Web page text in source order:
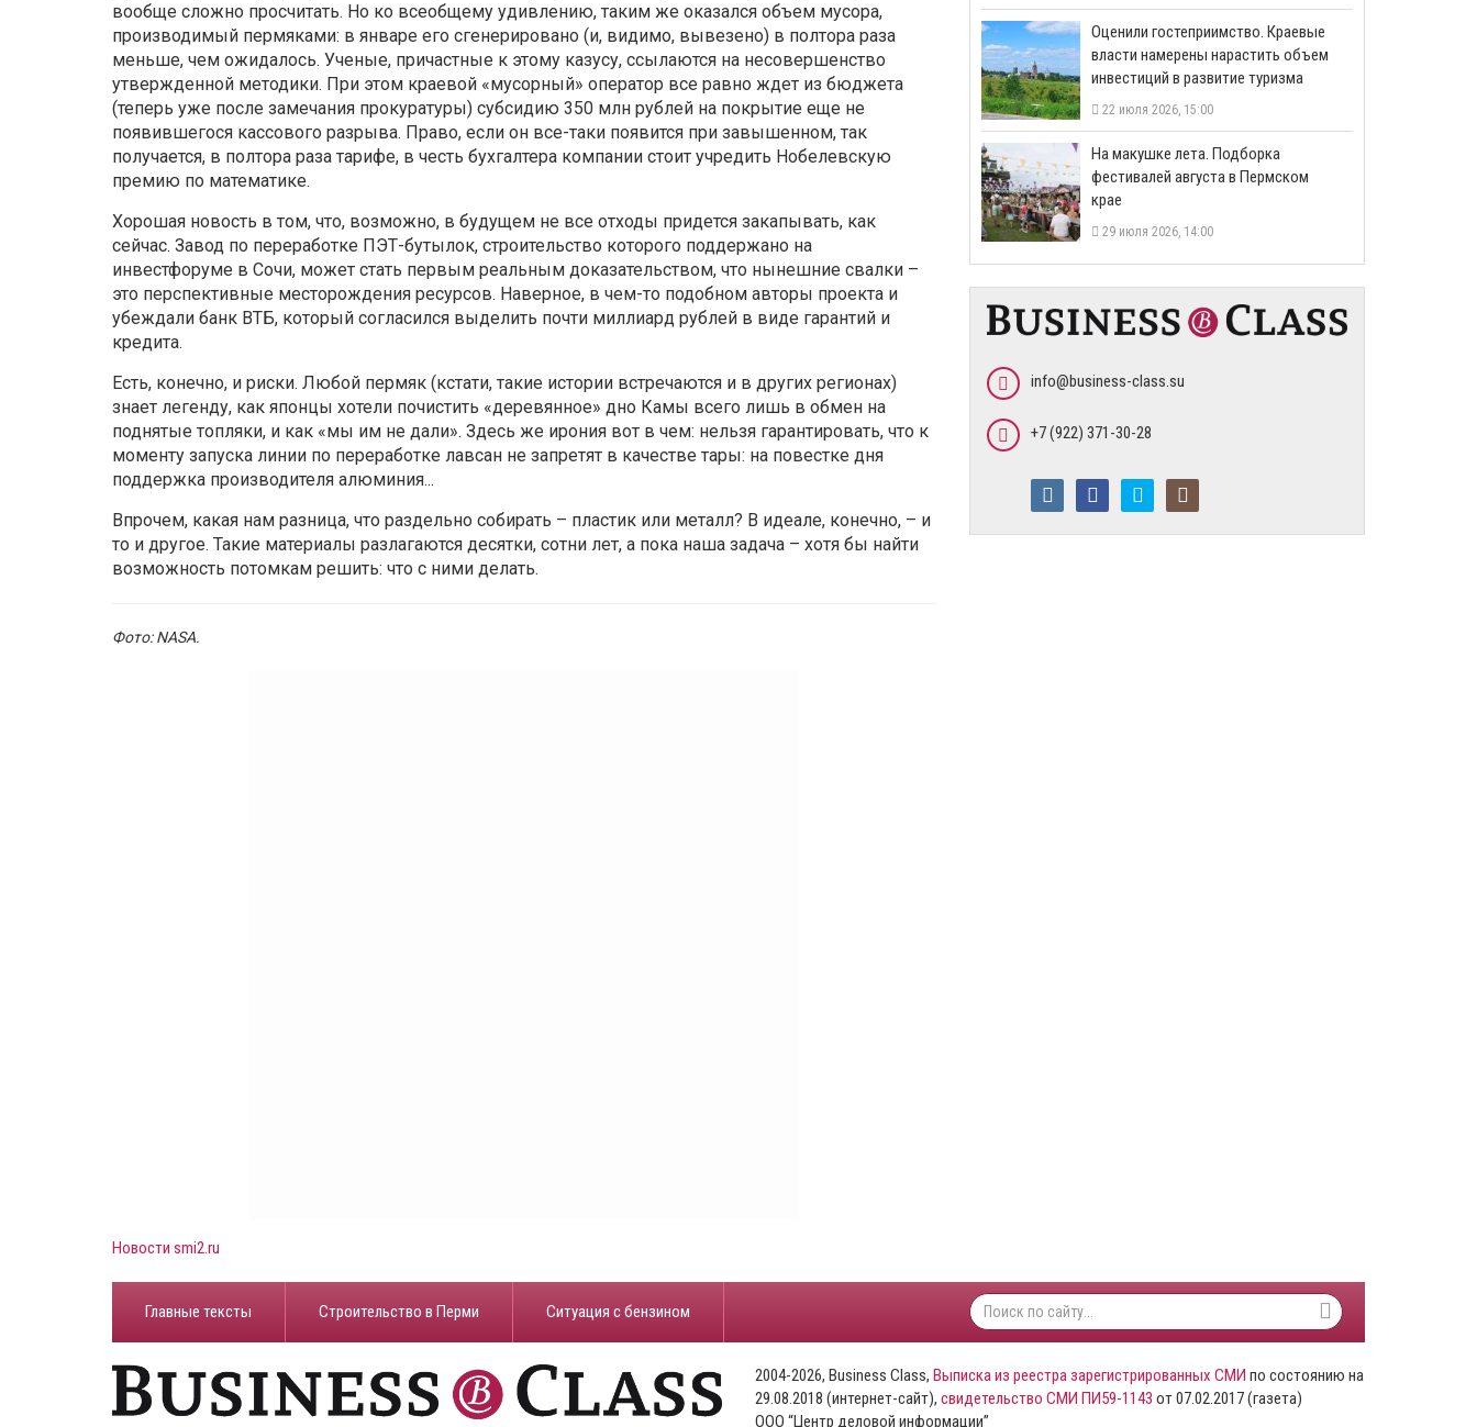
вообще сложно просчитать. Но ко всеобщему удивлению, таким же оказался объем мусора,
производимый пермяками: в январе его сгенерировано (и, видимо, вывезено) в полтора раза
меньше, чем ожидалось. Ученые, причастные к этому казусу, ссылаются на несовершенство
утвержденной методики. При этом краевой «мусорный» оператор все равно ждет из бюджета
(теперь уже после замечания прокуратуры) субсидию 350 млн рублей на покрытие еще не
появившегося кассового разрыва. Право, если он все-таки появится при завышенном, так
получается, в полтора раза тарифе, в честь бухгалтера компании стоит учредить Нобелевскую
премию по математике.
Хорошая новость в том, что, возможно, в будущем не все отходы придется закапывать, как
сейчас. Завод по переработке ПЭТ-бутылок, строительство которого поддержано на
инвестфоруме в Сочи, может стать первым реальным доказательством, что нынешние свалки –
это перспективные месторождения ресурсов. Наверное, в чем-то подобном авторы проекта и
убеждали банк ВТБ, который согласился выделить почти миллиард рублей в виде гарантий и
кредита.
Есть, конечно, и риски. Любой пермяк (кстати, такие истории встречаются и в других регионах)
знает легенду, как японцы хотели почистить «деревянное» дно Камы всего лишь в обмен на
поднятые топляки, и как «мы им не дали». Здесь же ирония вот в чем: нельзя гарантировать, что к
моменту запуска линии по переработке лавсан не запретят в качестве тары: на повестке дня
поддержка производителя алюминия...
Впрочем, какая нам разница, что раздельно собирать – пластик или металл? В идеале, конечно, – и
то и другое. Такие материалы разлагаются десятки, сотни лет, а пока наша задача – хотя бы найти
возможность потомкам решить: что с ними делать.
Фото: NASA.
Новости smi2.ru
Оценили гостеприимство. Краевые
власти намерены нарастить объем
инвестиций в развитие туризма
22 июля 2026, 15:00
На макушке лета. Подборка
фестивалей августа в Пермском
крае
29 июля 2026, 14:00
info@business-class.su
+7 (922) 371-30-28
Главные тексты Строительство в Перми ​Ситуация с бензином
2004-2026, Business Class, Выписка из реестра зарегистрированных СМИ по состоянию на
29.08.2018 (интернет-сайт), свидетельство СМИ ПИ59-1143 от 07.02.2017 (газета)
ООО “Центр деловой информации”